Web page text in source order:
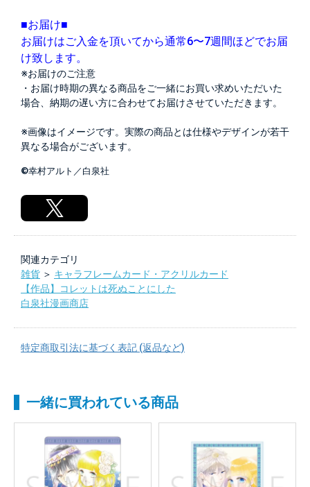
■お届け■
お届けはご入金を頂いてから通常6〜7週間ほどでお届
け致します。
※お届けのご注意
・お届け時期の異なる商品をご一緒にお買い求めいただいた
場合、納期の遅い方に合わせてお届けさせていただきます。
※画像はイメージです。実際の商品とは仕様やデザインが若干
異なる場合がございます。
©幸村アルト／白泉社
関連カテゴリ
雑貨 ＞ キャラフレームカード・アクリルカード
【作品】コレットは死ぬことにした
白泉社漫画商店
特定商取引法に基づく表記 (返品など)
一緒に買われている商品